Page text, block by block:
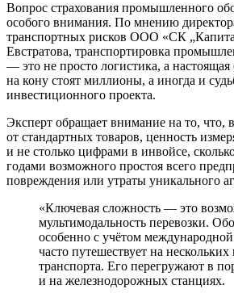
Вопрос страхования промышленного
особого внимания. По мнению
транспортных рисков ООО «СК
Евстратова, транспортировка
— это не просто логистика, а настоящая
на кону стоят миллионы, а иногда и
инвестиционного проекта.
Эксперт обращает внимание на то, что,
от стандартных товаров, ценность
и не столько цифрами в инвой­се,
годами возможного простоя всего
повреждения или утраты уникального
«Ключевая сложность — это
мультимодальность перевозки.
особенно с учётом
часто путешествует на нескольких
транспорта. Его перегружают в
и на железнодорожных станциях.